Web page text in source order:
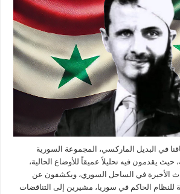
في البديل الماركسي، المجموعة السورية
حيث يقدمون فيه تحليلاً عميقاً للأوضاع الحالية،
الأخيرة في الساحل السوري، ويكشفون عن
للنظام الحاكم في سوريا، مشيرين إلى التناقضات